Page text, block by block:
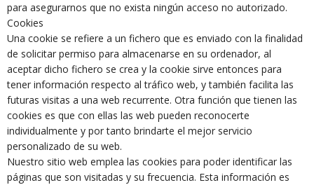
para asegurarnos que no exista ningún acceso no autorizado.
Cookies
Una cookie se refiere a un fichero que es enviado con la finalidad
de solicitar permiso para almacenarse en su ordenador, al
aceptar dicho fichero se crea y la cookie sirve entonces para
tener información respecto al tráfico web, y también facilita las
futuras visitas a una web recurrente. Otra función que tienen las
cookies es que con ellas las web pueden reconocerte
individualmente y por tanto brindarte el mejor servicio
personalizado de su web.
Nuestro sitio web emplea las cookies para poder identificar las
páginas que son visitadas y su frecuencia. Esta información es